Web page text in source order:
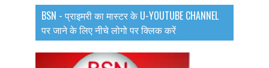
BSN - प्राइमरी का मास्टर के U-YOUTUBE CHANNEL
पर जाने के लिए नीचे लोगो पर क्लिक करें